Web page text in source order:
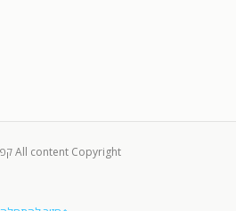
All content Copyright קפה+טלוויזיה